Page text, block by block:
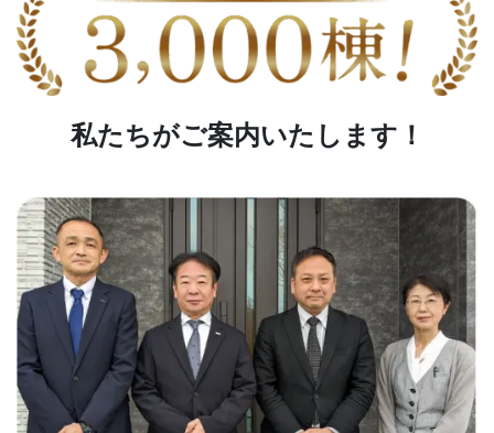
私たちがご案内いたします！